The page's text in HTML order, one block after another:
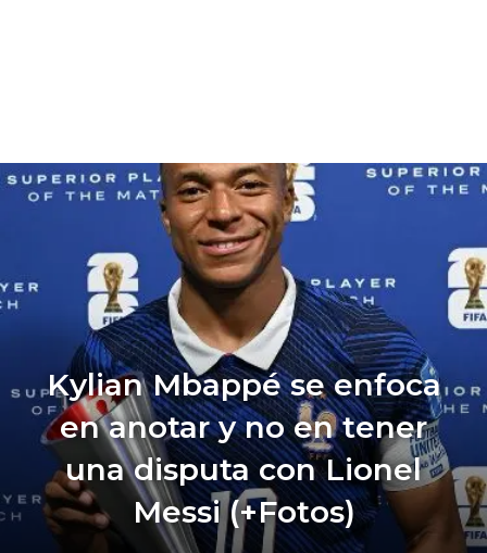
Kylian Mbappé se enfoca
en anotar y no en tener
una disputa con Lionel
Messi (+Fotos)